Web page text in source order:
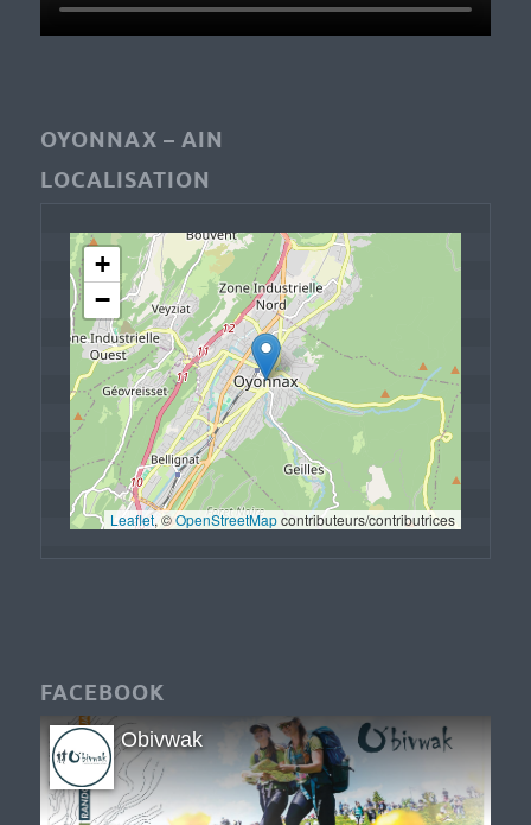
OYONNAX – AIN
LOCALISATION
+
−
Leaflet, © OpenStreetMap contributeurs/contributrices
FACEBOOK
Obivwak